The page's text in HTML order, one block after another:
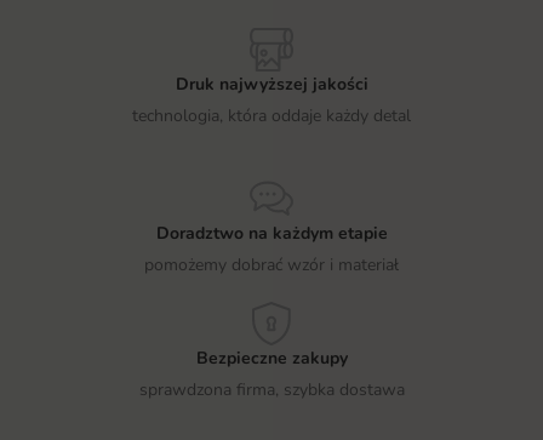
Druk najwyższej jakości
technologia, która oddaje każdy detal
Doradztwo na każdym etapie
pomożemy dobrać wzór i materiał
Bezpieczne zakupy
sprawdzona firma, szybka dostawa